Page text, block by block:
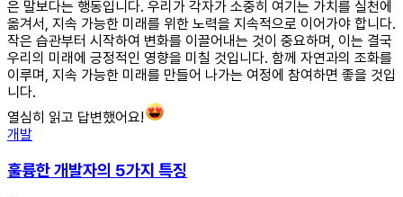
은 말보다는 행동입니다. 우리가 각자가 소중히 여기는 가치를 실천에
옮겨서, 지속 가능한 미래를 위한 노력을 지속적으로 이어가야 합니다.
작은 습관부터 시작하여 변화를 이끌어내는 것이 중요하며, 이는 결국
우리의 미래에 긍정적인 영향을 미칠 것입니다. 함께 자연과의 조화를
이루며, 지속 가능한 미래를 만들어 나가는 여정에 참여하면 좋을 것입
니다.
열심히 읽고 답변했어요!
개발
훌륭한 개발자의 5가지 특징